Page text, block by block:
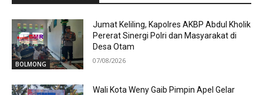
BOLMONG
Jumat Keliling, Kapolres AKBP Abdul Kholik
Pererat Sinergi Polri dan Masyarakat di
Desa Otam
07/08/2026
Wali Kota Weny Gaib Pimpin Apel Gelar